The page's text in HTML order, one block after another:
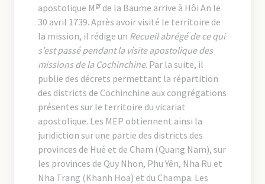
apostolique M gr de la Baume arrive à Hôi An le
30 avril 1739. Après avoir visité le territoire de
la mission, il rédige un Recueil abrégé de ce qui
s’est passé pendant la visite apostolique des
missions de la Cochinchine. Par la suite, il
publie des décrets permettant la répartition
des districts de Cochinchine aux congrégations
présentes sur le territoire du vicariat
apostolique. Les MEP obtiennent ainsi la
juridiction sur une partie des districts des
provinces de Hué et de Cham (Quang Nam), sur
les provinces de Quy Nhon, Phu Yên, Nha Ru et
Nha Trang (Khanh Hoa) et du Champa. Les